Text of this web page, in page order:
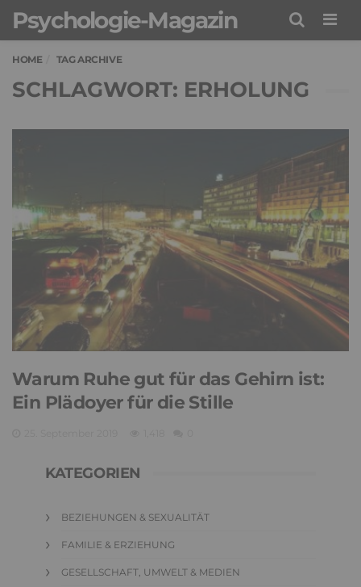
Psychologie-Magazin
HOME TAG ARCHIVE
SCHLAGWORT: ERHOLUNG
Warum Ruhe gut für das Gehirn ist:
Ein Plädoyer für die Stille
KATEGORIEN
BEZIEHUNGEN & SEXUALITÄT
FAMILIE & ERZIEHUNG
GESELLSCHAFT, UMWELT & MEDIEN